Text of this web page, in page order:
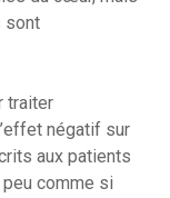
sont
traiter
négatif sur
aux patients
peu comme si